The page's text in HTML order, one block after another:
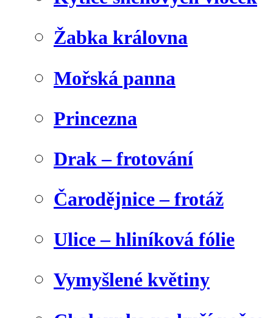
Žabka královna
Mořská panna
Princezna
Drak – frotování
Čarodějnice – frotáž
Ulice – hliníková fólie
Vymyšlené květiny